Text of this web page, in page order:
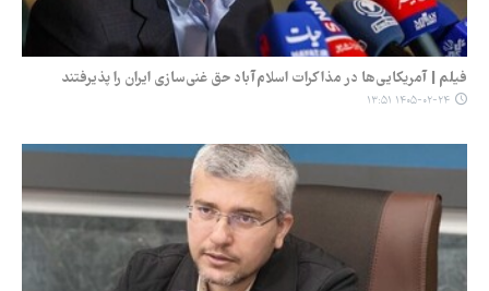
فیلم | آمریکایی‌ها در مذاکرات اسلام‌آباد حق غنی‌سازی ایران را پذیرفتند
۱۴۰۵-۰۲-۲۴ ۱۳:۵۱